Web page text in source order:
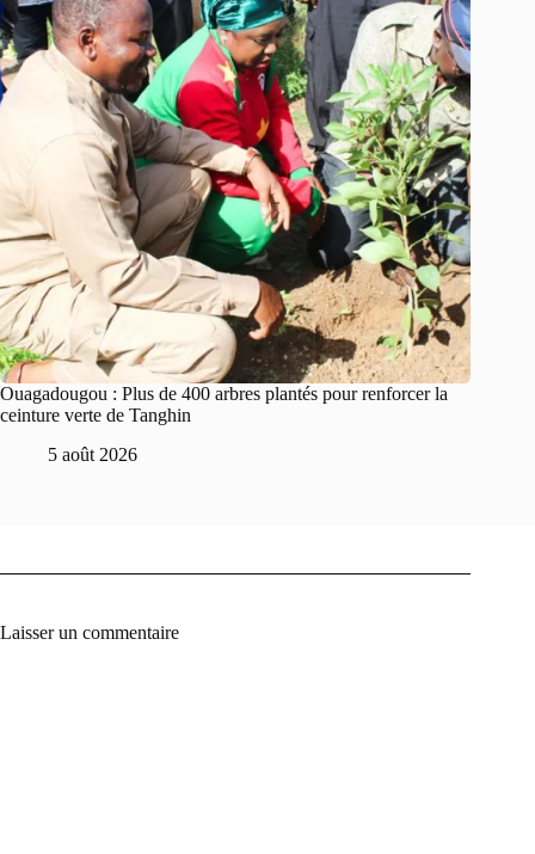
Ouagadougou : Plus de 400 arbres plantés pour renforcer la
ceinture verte de Tanghin
5 août 2026
Laisser un commentaire